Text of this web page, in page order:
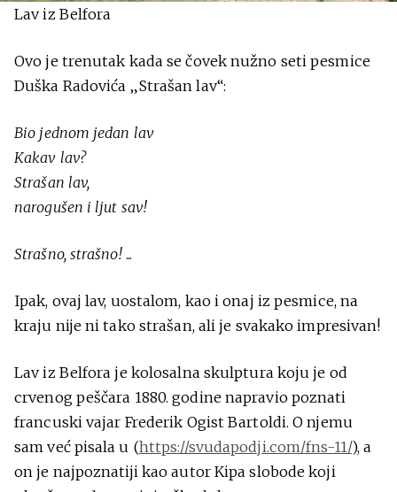
Lav iz Belfora
Ovo je trenutak kada se čovek nužno seti pesmice
Duška Radovića „Strašan lav“:
Bio jednom jedan lav
Kakav lav?
Strašan lav,
narogušen i ljut sav!
Strašno, strašno!...
Ipak, ovaj lav, uostalom, kao i onaj iz pesmice, na
kraju nije ni tako strašan, ali je svakako impresivan!
Lav iz Belfora je kolosalna skulptura koju je od
crvenog peščara 1880. godine napravio poznati
francuski vajar Frederik Ogist Bartoldi. O njemu
sam već pisala u (https://svudapodji.com/fns-11/), a
on je najpoznatiji kao autor Kipa slobode koji